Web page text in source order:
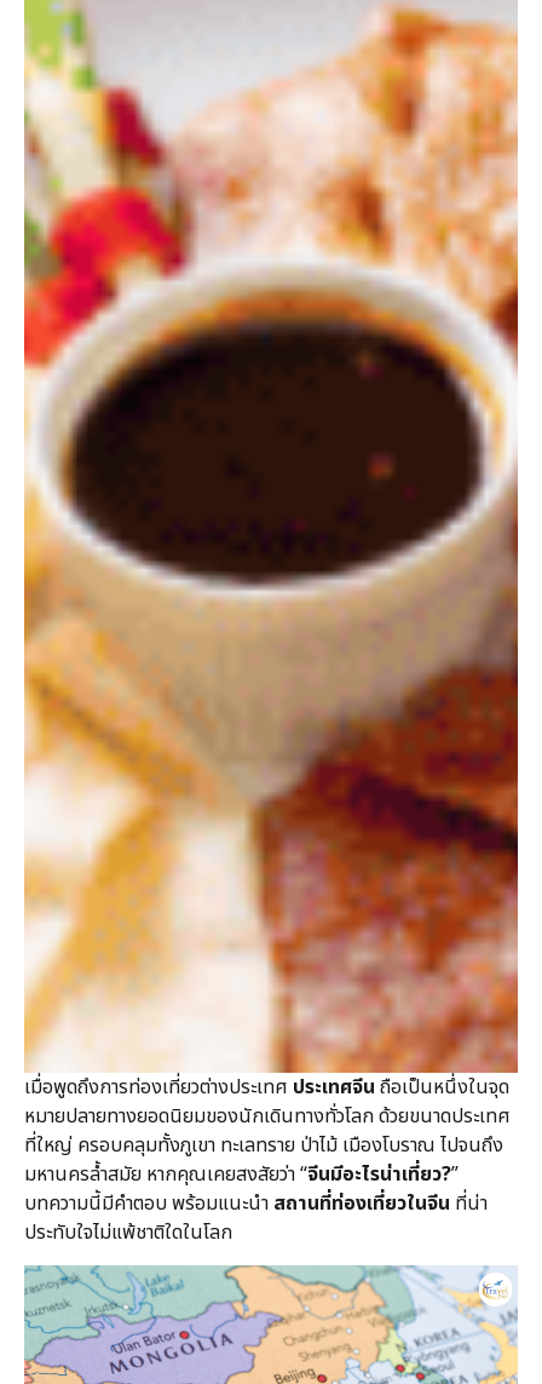
เมื่อพูดถึงการท่องเที่ยวต่างประเทศ ประเทศจีน ถือเป็นหนึ่งในจุด
หมายปลายทางยอดนิยมของนักเดินทางทั่วโลก ด้วยขนาดประเทศ
ที่ใหญ่ ครอบคลุมทั้งภูเขา ทะเลทราย ป่าไม้ เมืองโบราณ ไปจนถึง
มหานครล้ำสมัย หากคุณเคยสงสัยว่า “จีนมีอะไรน่าเที่ยว?”
บทความนี้มีคำตอบ พร้อมแนะนำ สถานที่ท่องเที่ยวในจีน ที่น่า
ประทับใจไม่แพ้ชาติใดในโลก